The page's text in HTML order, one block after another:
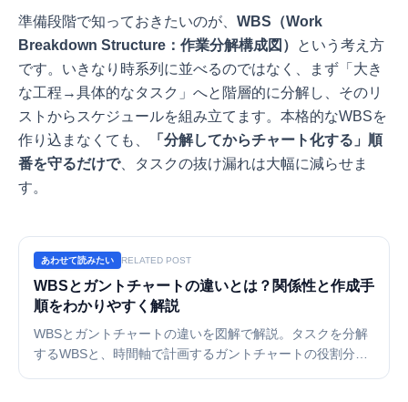
準備段階で知っておきたいのが、 WBS（Work
Breakdown Structure：作業分解構成図）
という考え方
です。いきなり時系列に並べるのではなく、まず「大き
な工程→具体的なタスク」へと階層的に分解し、そのリ
ストからスケジュールを組み立てます。本格的なWBSを
作り込まなくても、
「分解してからチャート化する」順
番を守るだけで、タスクの抜け漏れは大幅に減らせま
す。
あわせて読みたい RELATED POST
WBSとガントチャートの違いとは？関係性と作成手
順をわかりやすく解説
WBSとガントチャートの違いを図解で解説。タスクを分解
するWBSと、時間軸で計画するガントチャートの役割分